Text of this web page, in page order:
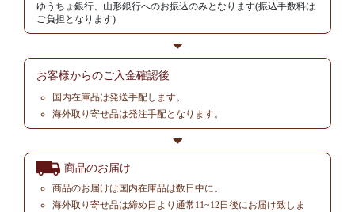
ゆうちょ銀行、山形銀行へのお振込のみとなります(振込手数料は
ご負担となります)
お客様からのご入金確認後
国内在庫品は発送手配します。
海外取り寄せ品は発注手配となります。
商品のお届け
商品のお届けは国内在庫品は数日中に。
海外取り寄せ品は締め日より通常11~12日後にお届け致しま